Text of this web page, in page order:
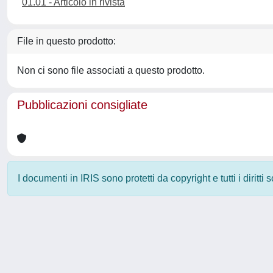
01.01 - Articolo in rivista
File in questo prodotto:
Non ci sono file associati a questo prodotto.
Pubblicazioni consigliate
I documenti in IRIS sono protetti da copyright e tutti i diritti